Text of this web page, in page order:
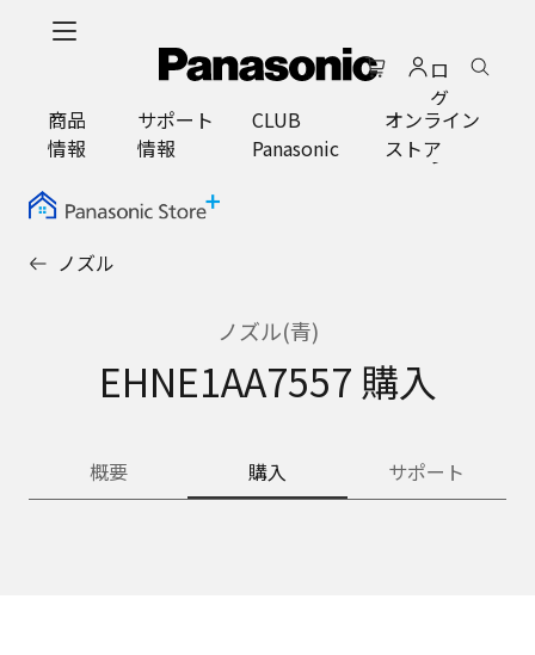
ロ
グ
イ
ン
商品
情報
サポート
情報
CLUB
Panasonic
オンライン
ストア
ノズル
ノズル(青)
EHNE1AA7557 購入
概要 購入 サポート